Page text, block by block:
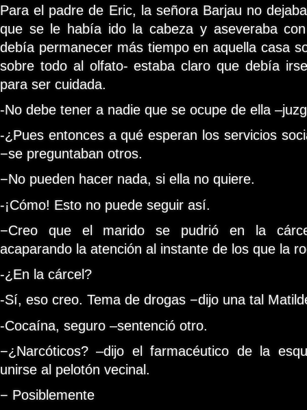
Para el padre de Eric, la señora Barjau no
que se le había ido la cabeza y aseveraba
debía permanecer más tiempo en aquella casa
sobre todo al olfato- estaba claro que debía
para ser cuidada.
-No debe tener a nadie que se ocupe de ella
-¿Pues entonces a qué esperan los servicios
−se preguntaban otros.
−No pueden hacer nada, si ella no quiere.
-¡Cómo! Esto no puede seguir así.
−Creo que el marido se pudrió en la
acaparando la atención al instante de los que la
-¿En la cárcel?
-Sí, eso creo. Tema de drogas −dijo una tal
-Cocaína, seguro –sentenció otro.
−¿Narcóticos? –dijo el farmacéutico de la
unirse al pelotón vecinal.
− Posiblemente